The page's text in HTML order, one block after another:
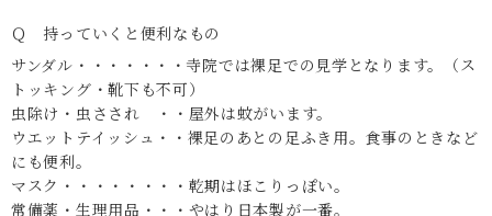
Ｑ 持っていくと便利なもの
サンダル・・・・・・・寺院では裸足での見学となります。（ス
トッキング・靴下も不可）
虫除け・虫さされ ・・屋外は蚊がいます。
ウエットテイッシュ・・裸足のあとの足ふき用。食事のときなど
にも便利。
マスク・・・・・・・・乾期はほこりっぽい。
常備薬・生理用品・・・やはり日本製が一番。